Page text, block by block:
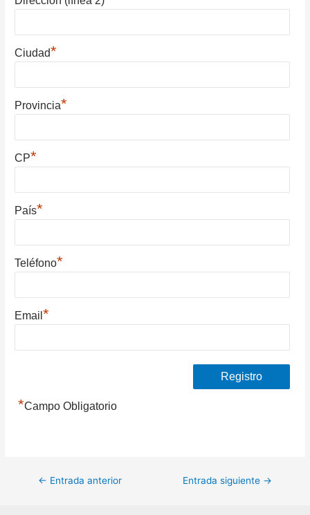
Ciudad*
Provincia*
CP*
País*
Teléfono*
Email*
*Campo Obligatorio
Navegación
← Entrada anterior Entrada siguiente →